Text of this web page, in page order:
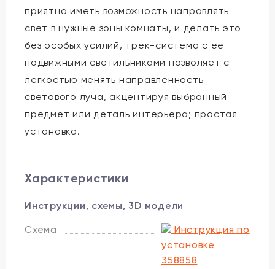
приятно иметь возможность направлять
свет в нужные зоны комнаты, и делать это
без особых усилий, трек-система с ее
подвижными светильниками позволяет с
легкостью менять направленность
светового луча, акцентируя выбранный
предмет или деталь интерьера; простая
установка.
Характеристики
Инструкции, схемы, 3D модели
Схема
Инструкция по
установке
358858